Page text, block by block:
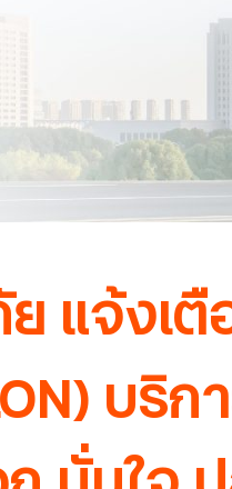
แจ้งเ
บริก